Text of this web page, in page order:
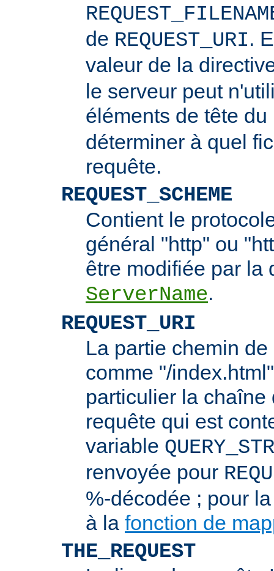
de REQUEST_URI.
valeur de la
le serveur peut
éléments de tête du
déterminer à quel
requête.
REQUEST_SCHEME
Contient le
général "http" ou
être modifiée par la
ServerName.
REQUEST_URI
La partie chemin
comme "/
particulier la chaîne
requête qui est
variable
renvoyée pour
%-décodée ; pour
à la fonction de
THE_REQUEST